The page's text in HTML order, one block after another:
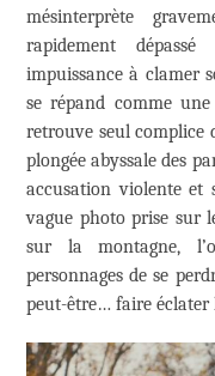
mésinterprète
rapidement
impuissance à clamer
se répand comme
retrouve seul complice
plongée abyssale des
accusation violente et
vague photo prise sur
sur la montagne,
personnages de se
peut-être… faire éclater